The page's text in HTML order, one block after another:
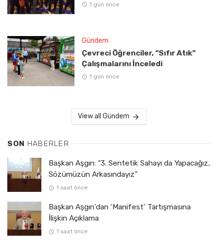
1 gün önce
Gündem
Çevreci Öğrenciler, “Sıfır Atık”
Çalışmalarını İnceledi
1 gün önce
View all Gündem
SON HABERLER
Başkan Aşgın: “3. Sentetik Sahayı da Yapacağız,
Sözümüzün Arkasındayız”
1 saat önce
Başkan Aşgın’dan ‘Manifest’ Tartışmasına
İlişkin Açıklama
1 saat önce